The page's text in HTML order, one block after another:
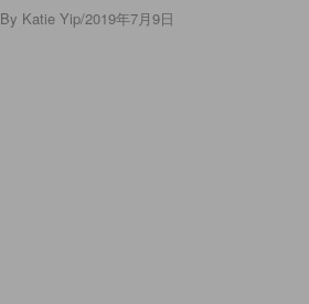
By Katie Yip/2019年7月9日